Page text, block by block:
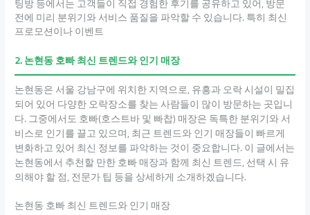
전에 미리 분위기와 서비스 품질을 파악할 수 있습니다. 특히 최신
프로모션이나 이벤트
2. 논현동 호빠 최신 트렌드와 인기 매장
논현동은 서울 강남구에 위치한 지역으로, 유흥과 오락 시설이 밀집
되어 있어 다양한 오락장소를 찾는 사람들이 많이 방문하는 곳입니
다. 그중에서도 호빠(호스트바 및 빠찹) 매장은 독특한 분위기와 서
비스로 인기를 끌고 있으며, 최근 트렌드와 인기 매장들이 빠르게
변화하고 있어 최신 정보를 파악하는 것이 중요합니다. 이 글에서는
논현동에서 추천할 만한 호빠 매장과 함께 최신 트렌드, 선택 시 유
의해야 할 점, 전문가 팁 등을 상세하게 소개하겠습니다.
논현동 호빠 최신 트렌드와 인기 매장